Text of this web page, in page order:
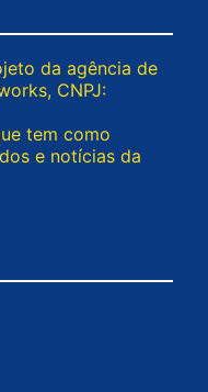
da agência de
CNPJ:
tem como
e notícias da